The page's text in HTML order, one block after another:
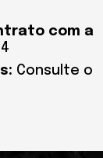
com a
Consulte o